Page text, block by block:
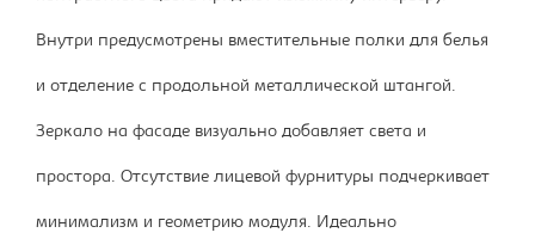
Внутри предусмотрены вместительные полки для белья
и отделение с продольной металлической штангой.
Зеркало на фасаде визуально добавляет света и
простора. Отсутствие лицевой фурнитуры подчеркивает
минимализм и геометрию модуля. Идеально